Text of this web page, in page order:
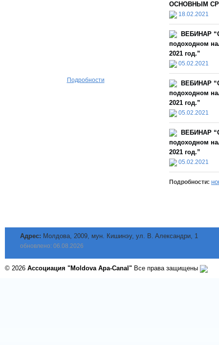
Подробности
ОСНОВНЫМ
18.02.2021
ВЕБИНАР
подоходном
2021 год.”
05.02.2021
ВЕБИНАР
подоходном
2021 год.”
05.02.2021
ВЕБИНАР
подоходном
2021 год.”
05.02.2021
Подробности:
Адрес: Молдова, 2009, мун. Кишинэу, ул. B. Aлександри, 1
обновлено: 06.08.2026
© 2026 Ассоциация "Moldova Apa-Canal" Все права защищены